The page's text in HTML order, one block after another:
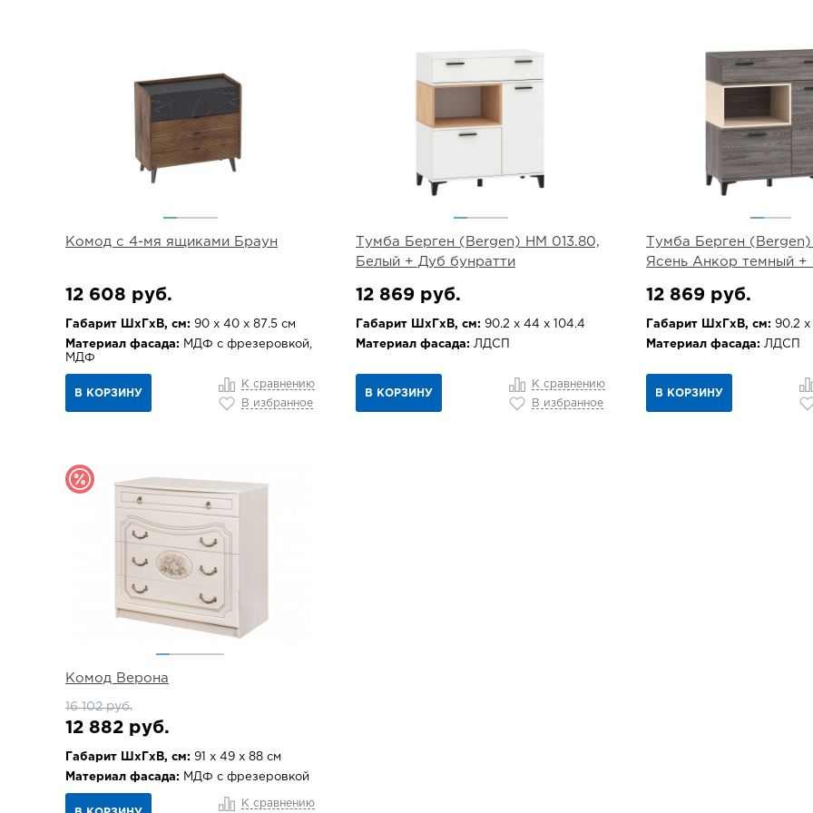
Комод с 4-мя ящиками Браун
12 608 руб.
Габарит ШхГхВ, см: 90 х 40 х 87.5 см
Материал фасада: МДФ с фрезеровкой,
МДФ
В КОРЗИНУ
К сравнению
В избранное
Тумба Берген (Bergen) НМ 013.80,
Белый + Дуб бунратти
12 869 руб.
Габарит ШхГхВ, см: 90.2 х 44 х 104.4
Материал фасада: ЛДСП
В КОРЗИНУ
К сравнению
В избранное
Тумба Берген
Ясень Анкор темный +
12 869 руб.
Габарит ШхГхВ, см: 90.2 х
Материал фасада: ЛДСП
В КОРЗИНУ
Комод Верона
16 102 руб.
12 882 руб.
Габарит ШхГхВ, см: 91 х 49 х 88 см
Материал фасада: МДФ с фрезеровкой
К сравнению